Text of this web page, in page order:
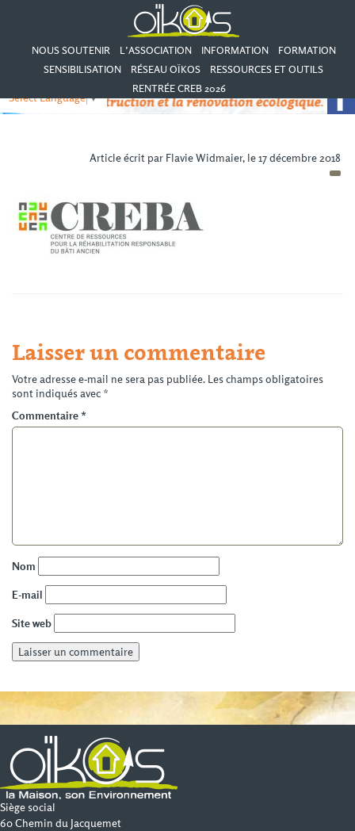
NOUS SOUTENIR L’ASSOCIATION INFORMATION
FORMATION
SENSIBILISATION
RÉSEAU OÏKOS
RESSOURCES ET OUTILS
RENTRÉE CREB 2026
Select Language▼
Article écrit par Flavie Widmaier, le 17 décembre 2018
Laisser un commentaire
Votre adresse e-mail ne sera pas publiée. Les champs obligatoires
sont indiqués avec *
Commentaire *
Nom
E-mail
Site web
Siège social
60 Chemin du Jacquemet